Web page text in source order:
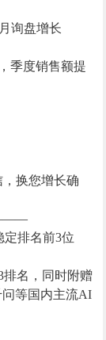
询盘增长
季度销售额提
换您增长确
排名前3位
排名，同时附赠
等国内主流AI